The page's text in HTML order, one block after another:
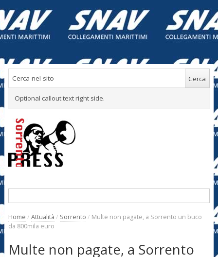
Optional callout text right side.
Home / Attualità / Sorrento / Multe non pagate, a Sorrento un buco
da 800mila euro
Multe non pagate, a Sorrento